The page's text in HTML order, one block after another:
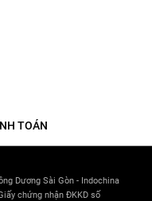
TOÁN
Dương Sài Gòn - Indochina
chứng nhận ĐKKD số